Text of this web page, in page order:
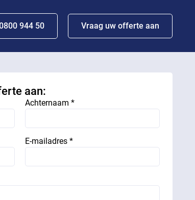
944 50 Vraag uw offerte aan
aan:
Achternaam *
E-mailadres *